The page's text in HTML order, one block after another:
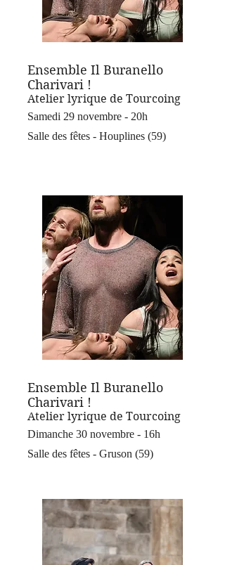
Ensemble Il Buranello
Charivari !
Atelier lyrique de Tourcoing
Samedi 29 novembre - 20h
Salle des fêtes - Houplines (59)
Ensemble Il Buranello
Charivari !
Atelier lyrique de Tourcoing
Dimanche 30 novembre - 16h
Salle des fêtes - Gruson (59)